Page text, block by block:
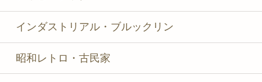
インダストリアル・ブルックリン
昭和レトロ・古民家